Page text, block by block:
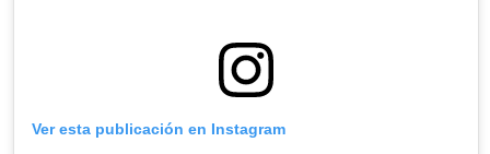
Ver esta publicación en Instagram